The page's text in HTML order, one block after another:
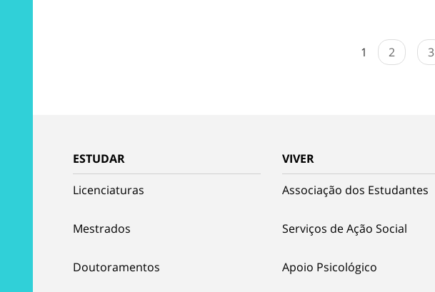
1 2 3
ESTUDAR
Licenciaturas
Mestrados
Doutoramentos
VIVER
Associação dos Estudantes
Serviços de Ação Social
Apoio Psicológico